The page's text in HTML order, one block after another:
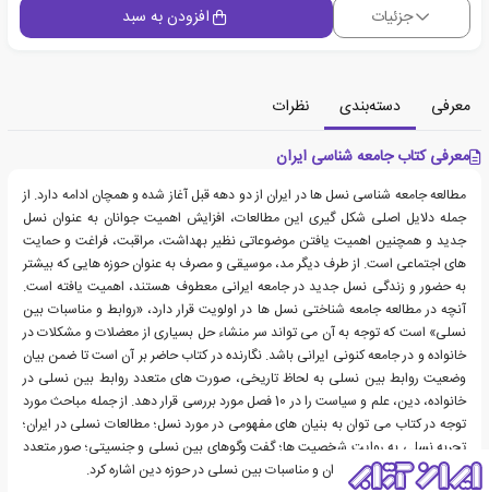
جزئیات افزودن به سبد
معرفی دسته‌بندی
نظرات
معرفی کتاب جامعه شناسی ایران
مطالعه جامعه شناسی نسل ها در ایران از دو دهه قبل آغاز شده و همچان ادامه دارد. از
جمله دلایل اصلی شکل گیری این مطالعات، افزایش اهمیت جوانان به عنوان نسل
جدید و همچنین اهمیت یافتن موضوعاتی نظیر بهداشت، مراقبت، فراغت و حمایت
های اجتماعی است. از طرف دیگر مد، موسیقی و مصرف به عنوان حوزه هایی که بیشتر
به حضور و زندگی نسل جدید در جامعه ایرانی معطوف هستند، اهمیت یافته است.
آنچه در مطالعه جامعه شناختی نسل ها در اولویت قرار دارد، «روابط و مناسبات بین
نسلی» است که توجه به آن می تواند سر منشاء حل بسیاری از معضلات و مشکلات در
خانواده و در جامعه کنونی ایرانی باشد. نگارنده در کتاب حاضر بر آن است تا ضمن بیان
وضعیت روابط بین نسلی به لحاظ تاریخی، صورت های متعدد روابط بین نسلی در
خانواده، دین، علم و سیاست را در 10 فصل مورد بررسی قرار دهد. از جمله مباحث مورد
توجه در کتاب می توان به بنیان های مفهومی در مورد نسل؛ مطالعات نسلی در ایران؛
تجربه نسلی به روایت شخصیت ها؛ گفت وگوهای بین نسلی و جنسیتی؛ صور متعدد
مناسبات بین نسلی در ایران و مناسبات بین نسلی در حوزه دین اشاره کرد.